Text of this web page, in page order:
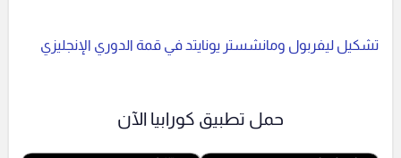
تشكيل ليفربول ومانشستر يونايتد في قمة الدوري الإنجليزي
حمل تطبيق كورابيا الآن